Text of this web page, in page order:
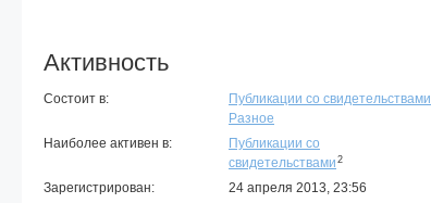
Активность
Состоит в: Публикации со свидетельствами
Разное
Наиболее активен в:
Публикации со
свидетельствами 2
Зарегистрирован: 24 апреля 2013, 23:56